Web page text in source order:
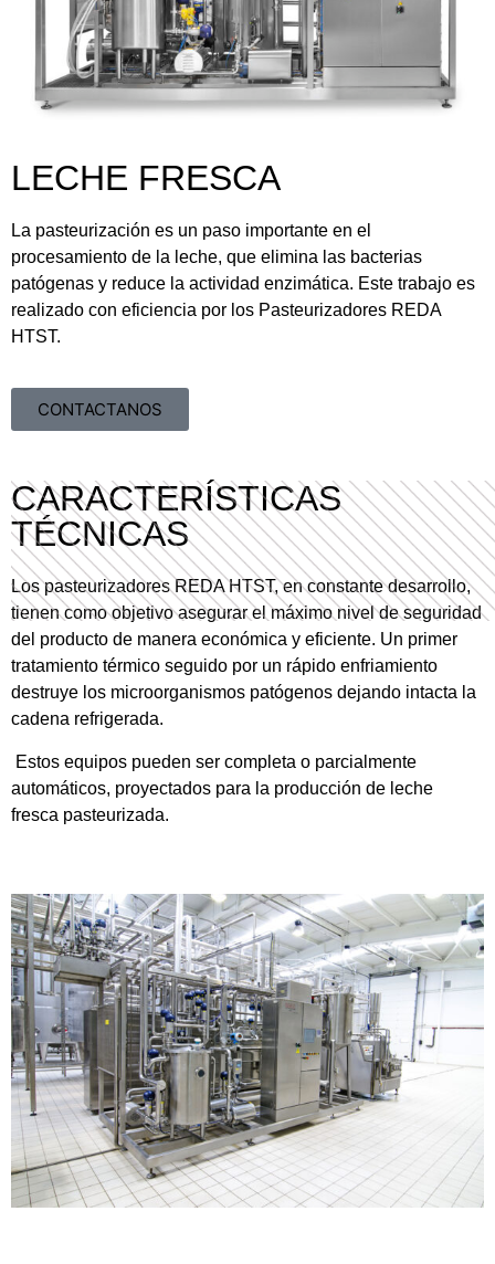
LECHE FRESCA
La pasteurización es un paso importante en el
procesamiento de la leche, que elimina las bacterias
patógenas y reduce la actividad enzimática. Este trabajo es
realizado con eficiencia por los Pasteurizadores REDA
HTST.
CONTACTANOS
CARACTERÍSTICAS
TÉCNICAS
Los pasteurizadores REDA HTST, en constante desarrollo,
tienen como objetivo asegurar el máximo nivel de seguridad
del producto de manera económica y eficiente. Un primer
tratamiento térmico seguido por un rápido enfriamiento
destruye los microorganismos patógenos dejando intacta la
cadena refrigerada.
Estos equipos pueden ser completa o parcialmente
automáticos, proyectados para la producción de leche
fresca pasteurizada.